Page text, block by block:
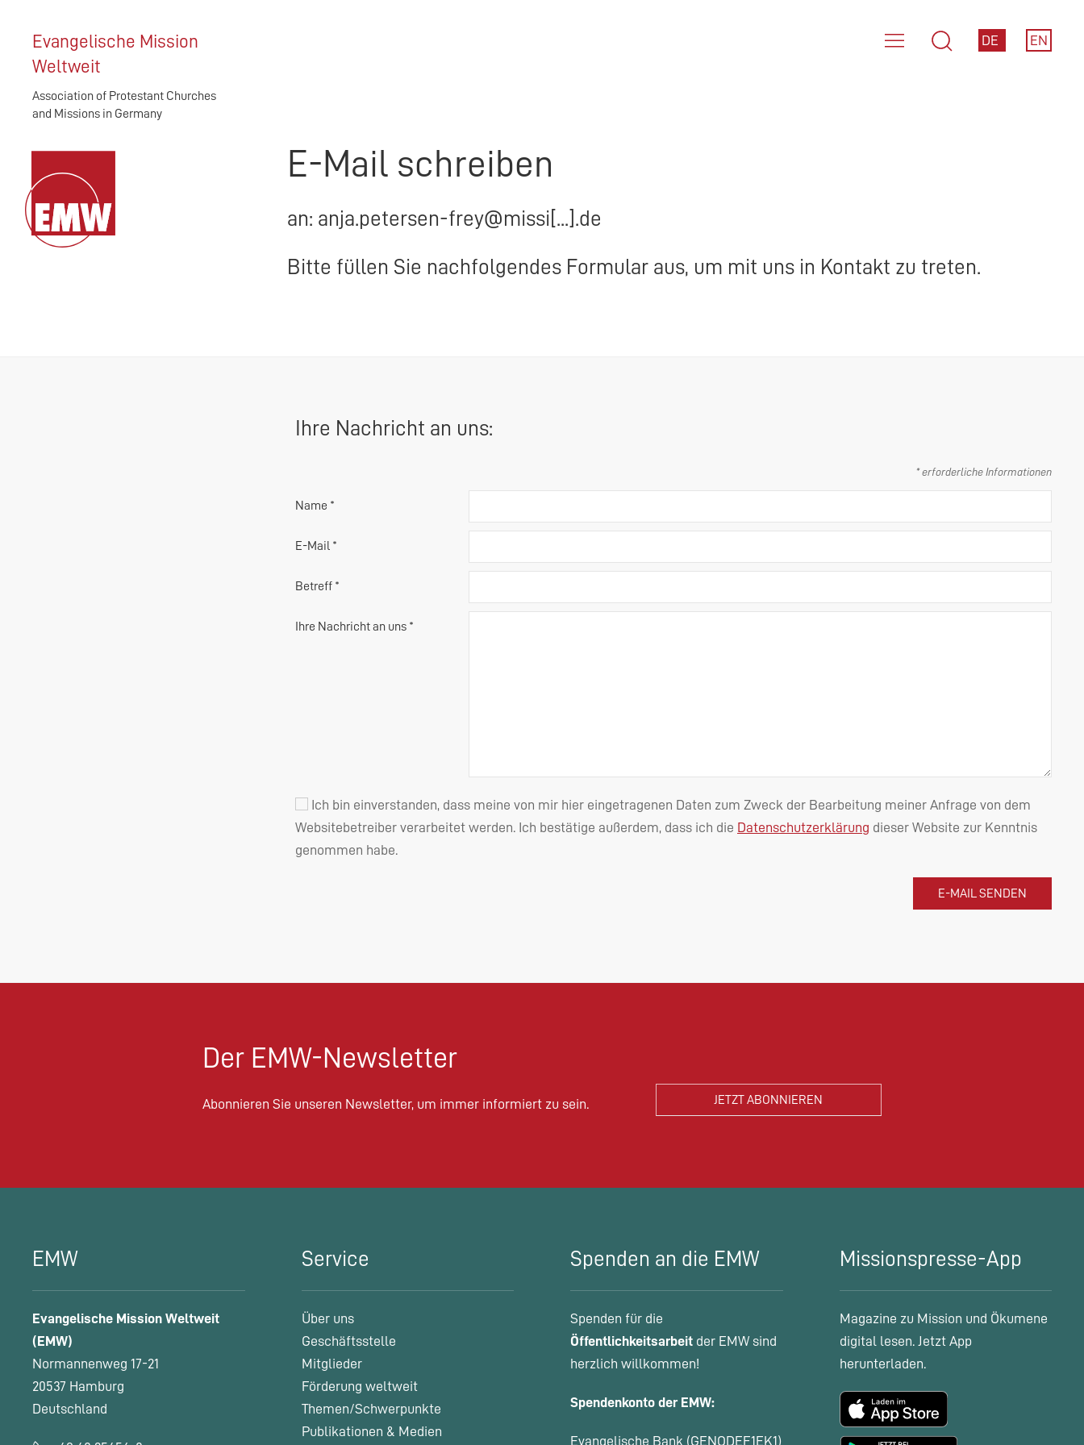
Evangelische Mission
Weltweit
Association of Protestant Churches
and Missions in Germany
DE EN
E-Mail schreiben
an: anja.petersen-frey@missi[...].de
Bitte füllen Sie nachfolgendes Formular aus, um mit uns in Kontakt zu treten.
Ihre Nachricht an uns:
* erforderliche Informationen
Name *
E-Mail *
Betreff *
Ihre Nachricht an uns *
Ich bin einverstanden, dass meine von mir hier eingetragenen Daten zum Zweck der Bearbeitung meiner Anfrage von dem
Websitebetreiber verarbeitet werden. Ich bestätige außerdem, dass ich die Datenschutzerklärung dieser Website zur Kenntnis
genommen habe.
Der EMW-Newsletter
Abonnieren Sie unseren Newsletter, um immer informiert zu sein.
EMW
Evangelische Mission Weltweit
(EMW)
Normannenweg 17-21
20537 Hamburg
Deutschland
Service
Über uns
Geschäftsstelle
Mitglieder
Förderung weltweit
Themen/Schwerpunkte
Publikationen & Medien
Spenden an die EMW
Spenden für die
Öffentlichkeitsarbeit der EMW sind
herzlich willkommen!
Spendenkonto der EMW:
Evangelische Bank (GENODEF1EK1)
Missionspresse-App
Magazine zu Mission und Ökumene
digital lesen. Jetzt App
herunterladen.